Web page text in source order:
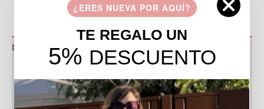
Descripción
Valoraciones (0)
¿ERES NUEVA POR AQUÍ?
TE REGALO UN
5% DESCUENTO